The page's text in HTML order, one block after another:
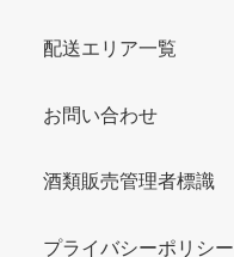
配送エリア一覧
お問い合わせ
酒類販売管理者標識
プライバシーポリシー